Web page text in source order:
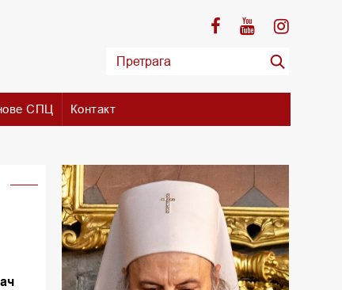
СПЦ Контакт